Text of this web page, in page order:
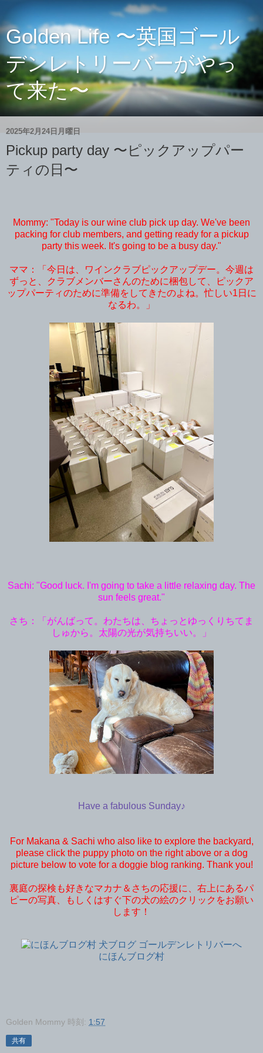
Golden Life 〜英国ゴール
デンレトリーバーがやっ
て来た〜
2025年2月24日月曜日
Pickup party day 〜ピックアップパー
ティの日〜
Mommy: "Today is our wine club pick up day. We've been
packing for club members, and getting ready for a pickup
party this week. It's going to be a busy day."
ママ：「今日は、ワインクラブピックアップデー。今週は
ずっと、クラブメンバーさんのために梱包して、ピックア
ップパーティのために準備をしてきたのよね。忙しい1日に
なるわ。」
Sachi: "Good luck. I'm going to take a little relaxing day. The
sun feels great."
さち：「がんばって。わたちは、ちょっとゆっくりちてま
しゅから。太陽の光が気持ちいい。」
Have a fabulous Sunday♪
For Makana & Sachi who also like to explore the backyard,
please click the puppy photo on the right above or a dog
picture below to vote for a doggie blog ranking. Thank you!
裏庭の探検も好きなマカナ＆さちの応援に、右上にあるパ
ピーの写真、もしくはすぐ下の犬の絵のクリックをお願い
します！
にほんブログ村
Golden Mommy 時刻: 1:57
共有